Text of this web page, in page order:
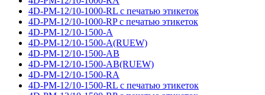
4D-PM-12/10-1000-RL с печатью этикеток
4D-PM-12/10-1000-RP с печатью этикеток
4D-PM-12/10-1500-A
4D-PM-12/10-1500-A(RUEW)
4D-PM-12/10-1500-AB
4D-PM-12/10-1500-AB(RUEW)
4D-PM-12/10-1500-RA
4D-PM-12/10-1500-RL с печатью этикеток